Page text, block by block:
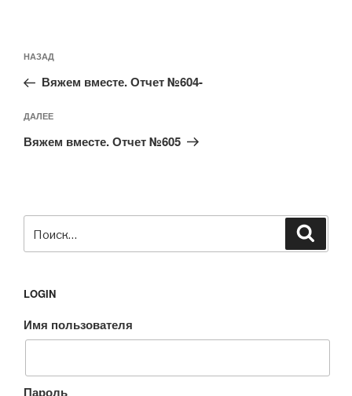
по
записям
Предыдущая
запись:
НАЗАД
Вяжем вместе. Отчет №604-
Следующая
запись
ДАЛЕЕ
Вяжем вместе. Отчет №605
LOGIN
Имя пользователя
Пароль